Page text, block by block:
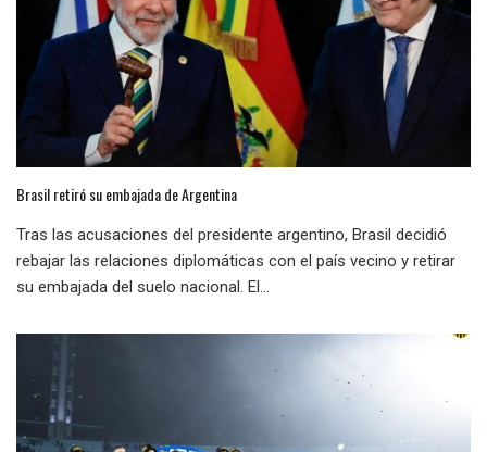
Brasil retiró su embajada de Argentina
Tras las acusaciones del presidente argentino, Brasil decidió
rebajar las relaciones diplomáticas con el país vecino y retirar
su embajada del suelo nacional. El...